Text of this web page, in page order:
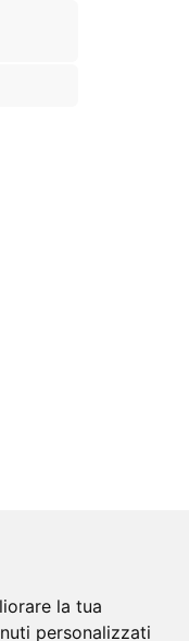
la tua
personalizzati